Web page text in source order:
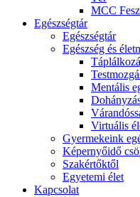
MCC
Egészségtár
Egészségtár
Egészség és
Mentális
Virtuális
Gyermekeink
Képernyőidő
Szakértőktől
Egyetemi élet
Kapcsolat